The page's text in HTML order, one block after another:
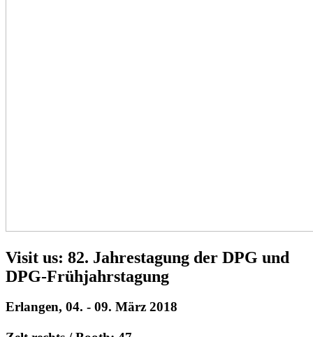
Visit us: 82. Jahrestagung der DPG und
DPG-Frühjahrstagung
Erlangen, 04. - 09. März 2018